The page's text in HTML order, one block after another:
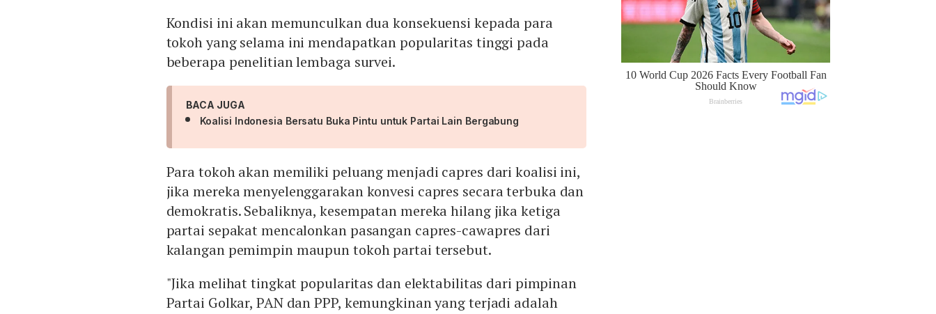
Kondisi ini akan memunculkan dua konsekuensi kepada para
tokoh yang selama ini mendapatkan popularitas tinggi pada
beberapa penelitian lembaga survei.
BACA JUGA
Koalisi Indonesia Bersatu Buka Pintu untuk Partai Lain Bergabung
Para tokoh akan memiliki peluang menjadi capres dari koalisi ini,
jika mereka menyelenggarakan konvesi capres secara terbuka dan
demokratis. Sebaliknya, kesempatan mereka hilang jika ketiga
partai sepakat mencalonkan pasangan capres-cawapres dari
kalangan pemimpin maupun tokoh partai tersebut.
"Jika melihat tingkat popularitas dan elektabilitas dari pimpinan
Partai Golkar, PAN dan PPP, kemungkinan yang terjadi adalah